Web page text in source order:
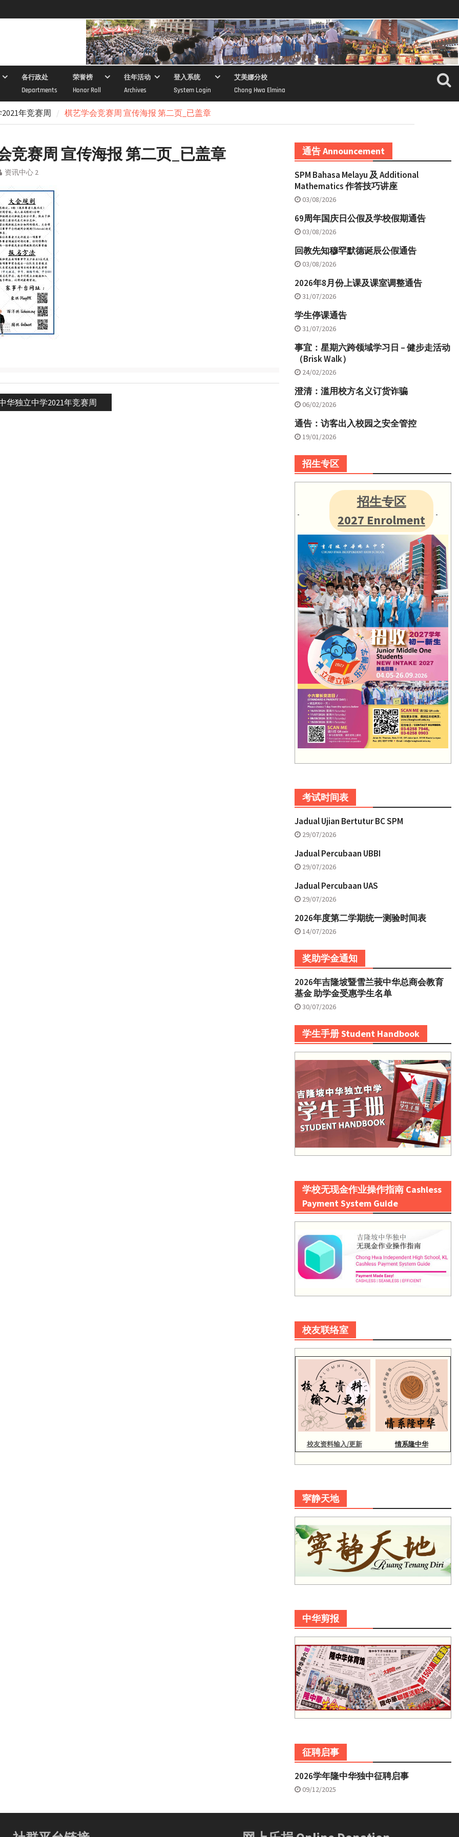
各行政处
Departments
荣誉榜
Honor Roll
往年活动
Archives
登入系统
System Login
艾美娜分校
Chong Hwa Elmina
年竞赛周 棋艺学会竞赛周 宣传海报 第二页_已盖章
竞赛周 宣传海报 第二页_已盖章
资讯中心 2
华独立中学2021年竞赛周
通告 Announcement
SPM Bahasa Melayu 及 Additional
Mathematics 作答技巧讲座
03/08/2026
69周年国庆日公假及学校假期通告
03/08/2026
回教先知穆罕默德诞辰公假通告
03/08/2026
2026年8月份上课及课室调整通告
31/07/2026
学生停课通告
31/07/2026
事宜：星期六跨领域学习日 – 健步走活动
（Brisk Walk）
24/02/2026
澄清：滥用校方名义订货诈骗
06/02/2026
通告：访客出入校园之安全管控
19/01/2026
招生专区
招生专区
2027 Enrolment
考试时间表
Jadual Ujian Bertutur BC SPM
29/07/2026
Jadual Percubaan UBBI
29/07/2026
Jadual Percubaan UAS
29/07/2026
2026年度第二学期统一测验时间表
14/07/2026
奖助学金通知
2026年吉隆坡暨雪兰莪中华总商会教育
基金 助学金受惠学生名单
30/07/2026
学生手册 Student Handbook
学校无现金作业操作指南 Cashless
Payment System Guide
校友联络室
校友资料输入/更新 情系隆中华
寜静天地
中华剪报
征聘启事
2026学年隆中华独中征聘启事
09/12/2025